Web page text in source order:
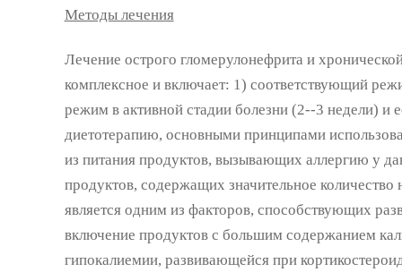
Методы лечения
Лечение острого гломерулонефрита и
комплексное и включает: 1) соответствующий
режим в активной стадии болезни (2--3 недели) и
диетотерапию, основными принципами
из питания продуктов, вызывающих аллергию у
продуктов, содержащих значительное количество
является одним из факторов, способствующих
включение продуктов с большим содержанием
гипокалиемии, развивающейся при